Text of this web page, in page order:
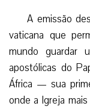
A emissão
vaticana que
mundo guardar
apostólicas do
África — sua
onde a Igreja